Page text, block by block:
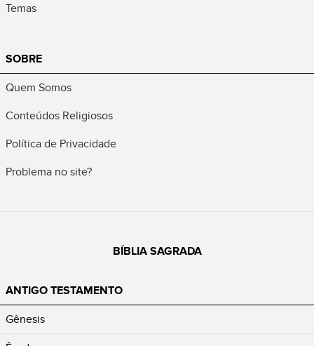
Temas
SOBRE
Quem Somos
Conteúdos Religiosos
Política de Privacidade
Problema no site?
BÍBLIA SAGRADA
ANTIGO TESTAMENTO
Gênesis